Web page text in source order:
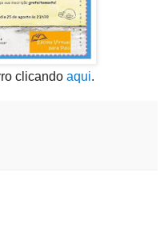
clicando aqui.